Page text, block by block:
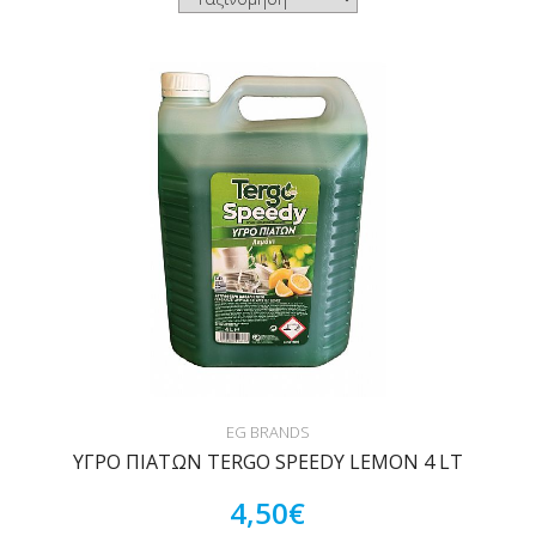
EG BRANDS
ΥΓΡΟ ΠΙΑΤΩΝ TERGO SPEEDY LEMON 4 LT
4,50€